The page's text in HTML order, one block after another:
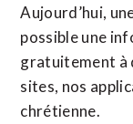
Aujourd’hui,
possible une
gratuitement à
sites, nos
chrétienne.